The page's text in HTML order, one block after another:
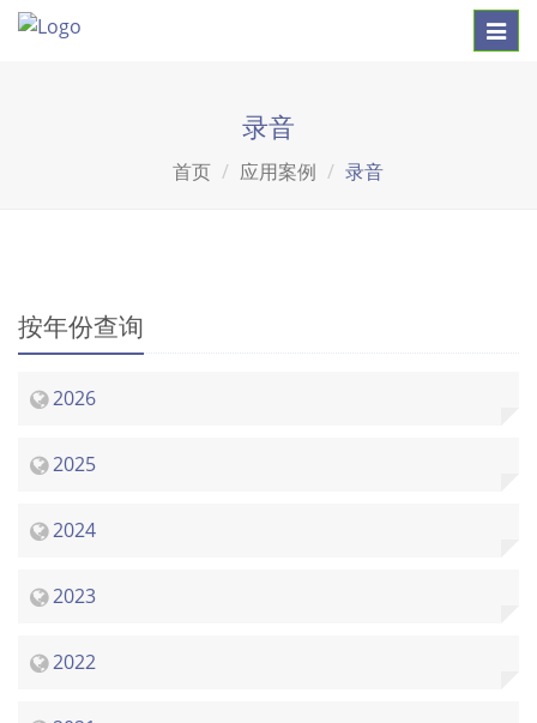
录音
首页 应用案例 录音
按年份查询
2026
2025
2024
2023
2022